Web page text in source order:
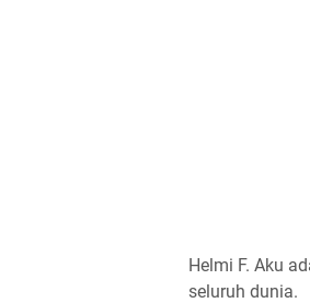
Helmi F. Aku
seluruh dunia.